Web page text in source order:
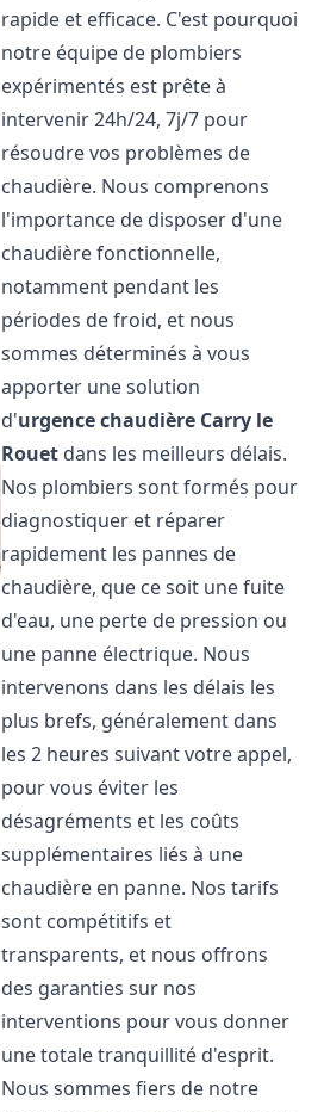
rapide et efficace. C'est pourquoi
notre équipe de plombiers
expérimentés est prête à
intervenir 24h/24, 7j/7 pour
résoudre vos problèmes de
chaudière. Nous comprenons
l'importance de disposer d'une
chaudière fonctionnelle,
notamment pendant les
périodes de froid, et nous
sommes déterminés à vous
apporter une solution
d'urgence chaudière Carry le
Rouet dans les meilleurs délais.
Nos plombiers sont formés pour
diagnostiquer et réparer
rapidement les pannes de
chaudière, que ce soit une fuite
d'eau, une perte de pression ou
une panne électrique. Nous
intervenons dans les délais les
plus brefs, généralement dans
les 2 heures suivant votre appel,
pour vous éviter les
désagréments et les coûts
supplémentaires liés à une
chaudière en panne. Nos tarifs
sont compétitifs et
transparents, et nous offrons
des garanties sur nos
interventions pour vous donner
une totale tranquillité d'esprit.
Nous sommes fiers de notre